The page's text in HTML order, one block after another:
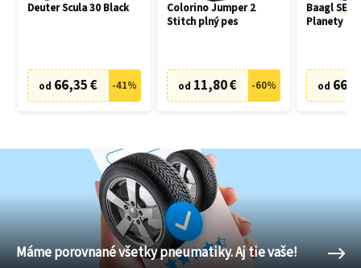
Deuter Scula 30 Black
od 66,35 € -41%
Colorino Jumper 2
Stitch plný pes
od 11,80 € -60%
Baagl SET
Planety
od
Máme porovnané všetky pneumatiky. Aj tie vaše!